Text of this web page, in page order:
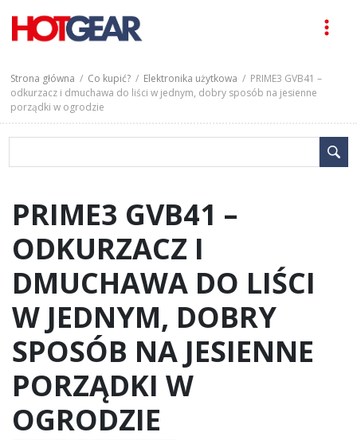
Strona główna / Co kupić? / Elektronika użytkowa / PRIME3 GVB41 –
odkurzacz i dmuchawa do liści w jednym, dobry sposób na jesienne
porządki w ogrodzie
PRIME3 GVB41 –
ODKURZACZ I
DMUCHAWA DO LIŚCI
W JEDNYM, DOBRY
SPOSÓB NA JESIENNE
PORZĄDKI W
OGRODZIE